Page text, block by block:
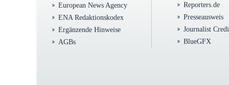
European News Agency
ENA Redaktionskodex
Ergänzende Hinweise
AGBs
Reporters.de
Presseausweis
Journalist
BlueGFX